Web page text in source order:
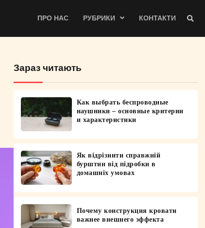
ПРО НАС РУБРИКИ КОНТАКТИ
Зараз читають
Как выбрать беспроводные
наушники – основные критерии
и характеристики
Як відрізнити справжній
бурштин від підробки в
домашніх умовах
Почему конструкция кровати
важнее внешнего эффекта